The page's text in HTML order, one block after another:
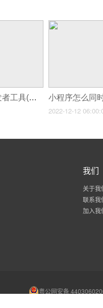
小程序怎么添加开发者工具(小程序开发者是什么意思怎么开发小程序)
2022-12-12
我们
关于我
联系我
加入我
粤公网安备